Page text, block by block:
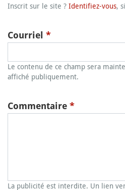
Inscrit sur le site ? Identifiez-vous,
Courriel *
Le contenu de ce champ sera
affiché publiquement.
Commentaire *
La publicité est interdite. Un lien